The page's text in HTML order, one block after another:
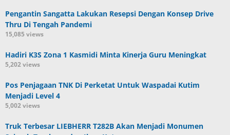
Pengantin Sangatta Lakukan Resepsi Dengan Konsep Drive
Thru Di Tengah Pandemi
15,085 views
Hadiri K3S Zona 1 Kasmidi Minta Kinerja Guru Meningkat
5,202 views
Pos Penjagaan TNK Di Perketat Untuk Waspadai Kutim
Menjadi Level 4
5,002 views
Truk Terbesar LIEBHERR T282B Akan Menjadi Monumen